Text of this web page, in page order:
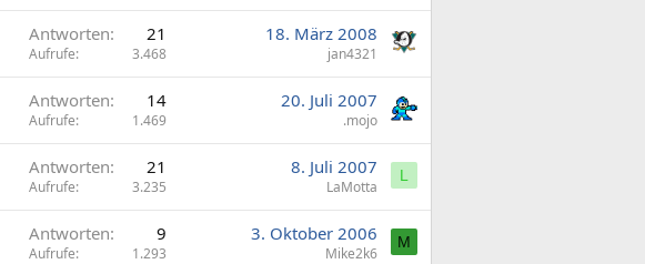
Antworten 21
Aufrufe 3.468
18. März 2008
jan4321
Antworten 14
Aufrufe 1.469
20. Juli 2007
.mojo
Antworten 21
Aufrufe 3.235
8. Juli 2007
LaMotta
L
Antworten 9
Aufrufe 1.293
3. Oktober 2006
Mike2k6
M